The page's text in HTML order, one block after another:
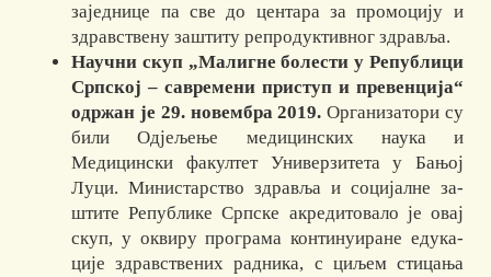
заједнице па све до центара за промоцију и
здравствену заштиту репродуктивног здравља.
Научни скуп „Малигне болести у Републици
Српској – савремени приступ и пре­вен­ција“
одржан је 29. новембра 2019. Орга­низатори су
били Одјељење медицинских наука и
Медицински факултет Универзитета у Бањој
Лу­ци. Министарство здравља и социјалне за­
шти­те Републике Српске акредитовало је овај
скуп, у оквиру програма континуиране еду­ка­
ције здравствених радника, с ци­љем стицања